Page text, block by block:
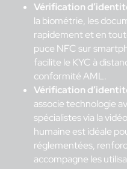
Vérification
la biométrie, les
rapidement et en
puce NFC sur
facilite le KYC à
conformité AML.
Vérification
associe technologie
spécialistes via la
humaine est idéale
réglementées,
accompagne les